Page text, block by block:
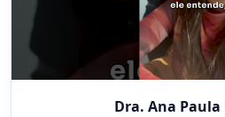
Dra. Ana